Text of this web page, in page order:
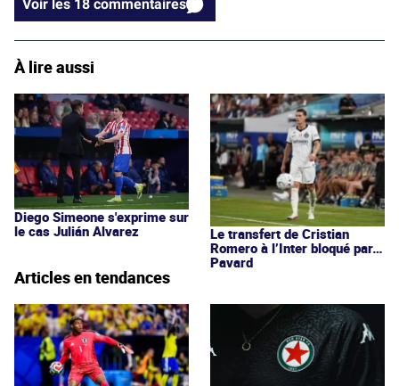
Voir les 18 commentaires
À lire aussi
Diego Simeone s'exprime sur
le cas Julián Alvarez
Le transfert de Cristian
Romero à l’Inter bloqué par…
Pavard
Articles en tendances